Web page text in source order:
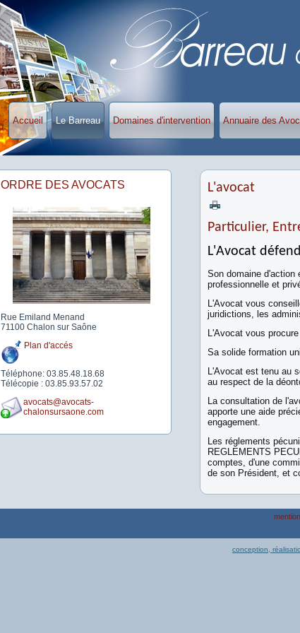
Accueil Le Barreau Domaines d'intervention Annuaire des
ORDRE DES AVOCATS
Rue Emiland Menand
71100 Chalon sur Saône
Plan d'accés
Téléphone: 03.85.48.18.68
Télécopie : 03.85.93.57.02
avocats@avocats-
chalonsursaone.com
L'avocat
Particulier,
L'Avocat
Son domaine
professionnelle et
L'Avocat vous
juridictions, les
L'Avocat vous
Sa solide formation
L'Avocat est tenu au
au respect de la
La consultation de
apporte une aide
engagement.
Les réglements
REGLEMENTS
comptes, d'une
de son Président, et
conception,